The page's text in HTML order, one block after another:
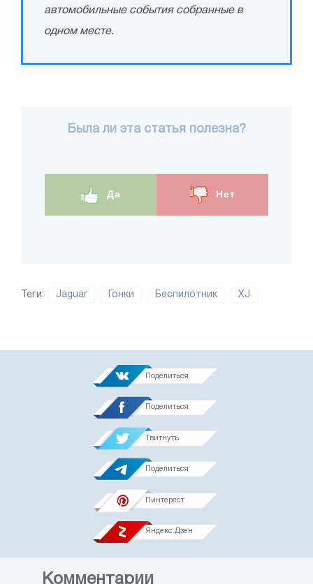
автомобильные события собранные в
одном месте.
Была ли эта статья полезна?
Да Нет
Теги: Jaguar Гонки Беспилотник XJ
Поделиться
Поделиться
Твитнуть
Поделиться
Пинтерест
Яндекс.Дзен
Комментарии